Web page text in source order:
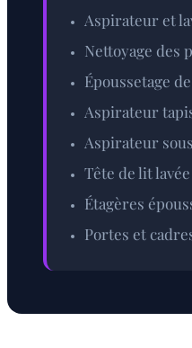
Aspirateur et
Nettoyage des
Époussetage
Aspirateur
Aspirateur
Tête de lit lavée
Étagères
Portes et